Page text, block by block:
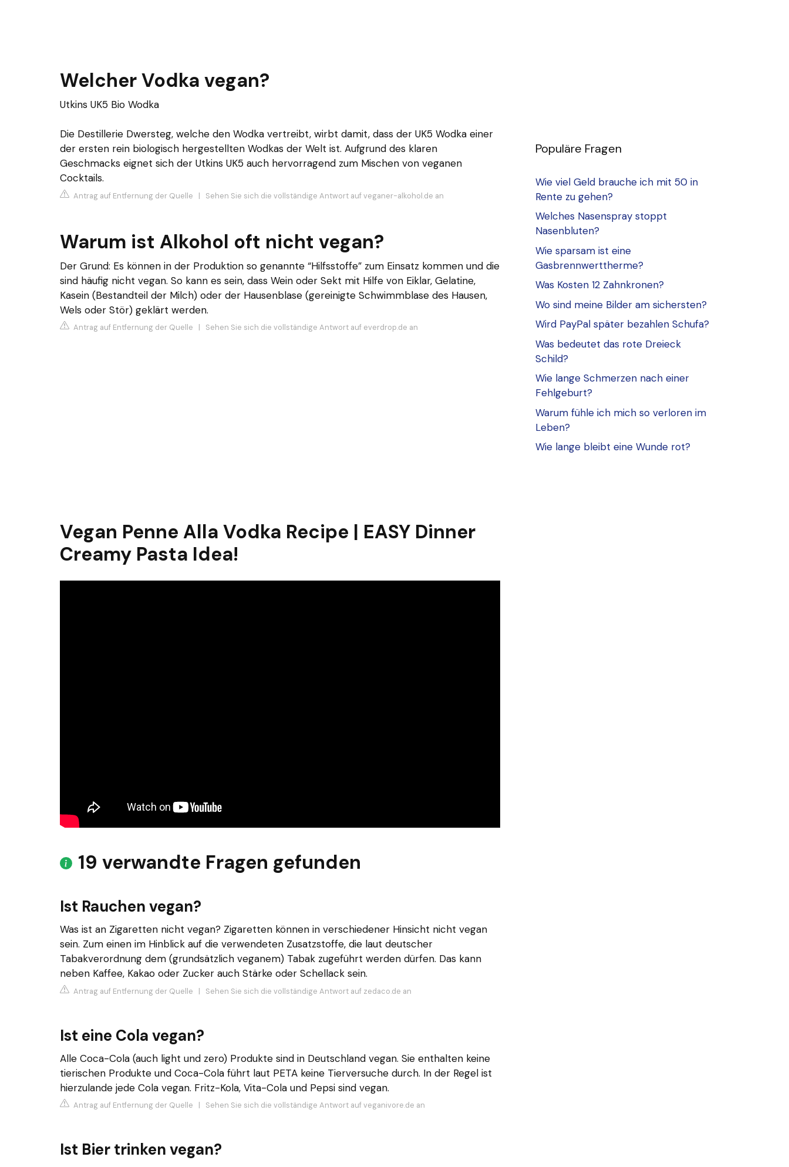
Welcher Vodka vegan?
Utkins UK5 Bio Wodka
Die Destillerie Dwersteg, welche den Wodka vertreibt, wirbt damit, dass der UK5 Wodka einer
der ersten rein biologisch hergestellten Wodkas der Welt ist. Aufgrund des klaren
Geschmacks eignet sich der Utkins UK5 auch hervorragend zum Mischen von veganen
Cocktails.
Antrag auf Entfernung der Quelle | Sehen Sie sich die vollständige Antwort auf veganer-alkohol.de an
Warum ist Alkohol oft nicht vegan?
Der Grund: Es können in der Produktion so genannte “Hilfsstoffe” zum Einsatz kommen und die
sind häufig nicht vegan. So kann es sein, dass Wein oder Sekt mit Hilfe von Eiklar, Gelatine,
Kasein (Bestandteil der Milch) oder der Hausenblase (gereinigte Schwimmblase des Hausen,
Wels oder Stör) geklärt werden.
Antrag auf Entfernung der Quelle | Sehen Sie sich die vollständige Antwort auf everdrop.de an
Vegan Penne Alla Vodka Recipe | EASY Dinner
Creamy Pasta Idea!
19 verwandte Fragen gefunden
Ist Rauchen vegan?
Was ist an Zigaretten nicht vegan? Zigaretten können in verschiedener Hinsicht nicht vegan
sein. Zum einen im Hinblick auf die verwendeten Zusatzstoffe, die laut deutscher
Tabakverordnung dem (grundsätzlich veganem) Tabak zugeführt werden dürfen. Das kann
neben Kaffee, Kakao oder Zucker auch Stärke oder Schellack sein.
Antrag auf Entfernung der Quelle | Sehen Sie sich die vollständige Antwort auf zedaco.de an
Ist eine Cola vegan?
Alle Coca-Cola (auch light und zero) Produkte sind in Deutschland vegan. Sie enthalten keine
tierischen Produkte und Coca-Cola führt laut PETA keine Tierversuche durch. In der Regel ist
hierzulande jede Cola vegan. Fritz-Kola, Vita-Cola und Pepsi sind vegan.
Antrag auf Entfernung der Quelle Sehen Sie sich die vollständige Antwort auf veganivore.de an
Ist Bier trinken vegan?
Populäre Fragen
Wie viel Geld brauche ich mit 50 in
Rente zu gehen?
Welches Nasenspray stoppt
Nasenbluten?
Wie sparsam ist eine
Gasbrennwerttherme?
Was Kosten 12 Zahnkronen?
Wo sind meine Bilder am sichersten?
Wird PayPal später bezahlen Schufa?
Was bedeutet das rote Dreieck
Schild?
Wie lange Schmerzen nach einer
Fehlgeburt?
Warum fühle ich mich so verloren im
Leben?
Wie lange bleibt eine Wunde rot?